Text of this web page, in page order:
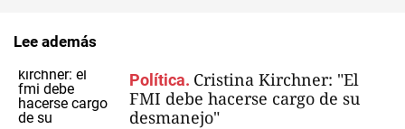
Lee además
Política. Cristina Kirchner: "El
FMI debe hacerse cargo de su
desmanejo"